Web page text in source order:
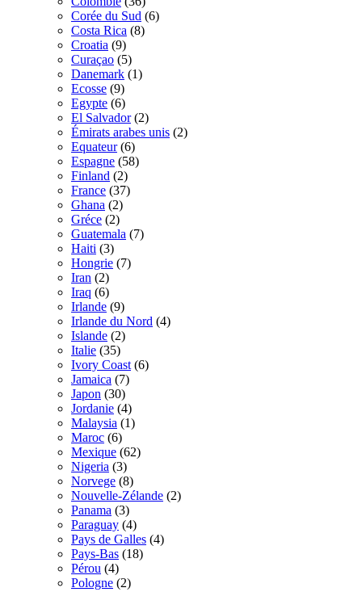
Corée du Sud (6)
Costa Rica (8)
Croatia (9)
Curaçao (5)
Danemark (1)
Ecosse (9)
Egypte (6)
El Salvador (2)
Émirats arabes unis (2)
Equateur (6)
Espagne (58)
Finland (2)
France (37)
Ghana (2)
Gréce (2)
Guatemala (7)
Haiti (3)
Hongrie (7)
Iran (2)
Iraq (6)
Irlande (9)
Irlande du Nord (4)
Islande (2)
Italie (35)
Ivory Coast (6)
Jamaica (7)
Japon (30)
Jordanie (4)
Malaysia (1)
Maroc (6)
Mexique (62)
Nigeria (3)
Norvege (8)
Nouvelle-Zélande (2)
Panama (3)
Paraguay (4)
Pays de Galles (4)
Pays-Bas (18)
Pérou (4)
Pologne (2)